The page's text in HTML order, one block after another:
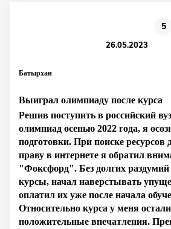
Батырхан
5
26.05.2023
Выиграл олимпиаду после курса
Решив поступить в российский
олимпиад осенью 2022 года, я
подготовки. При поиске
праву в интернете я обратил
"Фоксфорд". Без долгих раздумий
курсы, начал наверстывать
оплатил их уже после начала
Относительно курса у меня
положительные впечатления.